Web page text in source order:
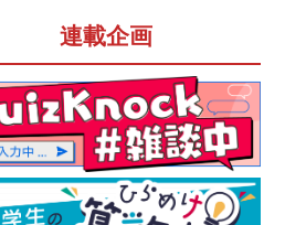
連載企画